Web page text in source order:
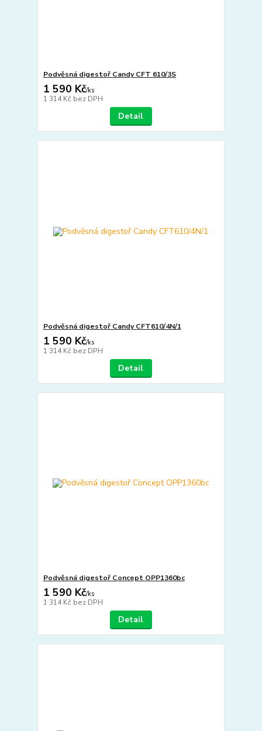
Podvěsná digestoř Candy CFT 610/3S
1 590 Kč/ks
1 314 Kč bez DPH
Detail
Podvěsná digestoř Candy CFT610/4N/1
1 590 Kč/ks
1 314 Kč bez DPH
Detail
Podvěsná digestoř Concept OPP1360bc
1 590 Kč/ks
1 314 Kč bez DPH
Detail